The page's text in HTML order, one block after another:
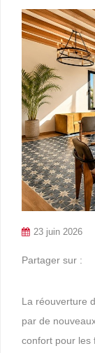
23 juin 2026
Partager sur :
La réouverture
par de
confort pour les